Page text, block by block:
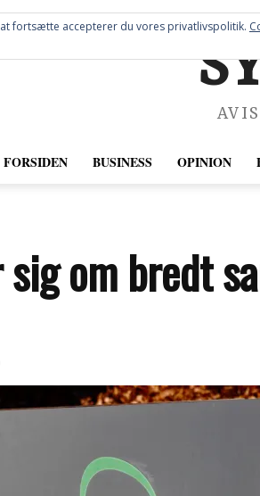
FORSIDEN BUSINESS OPINION
om bredt
fortsætte accepterer du vores privatlivspolitik.